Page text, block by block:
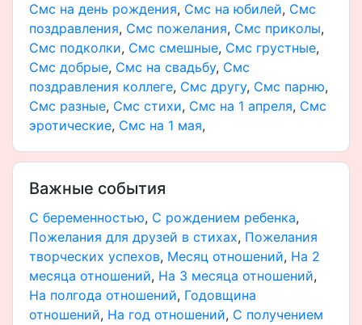
Смс на день рождения, Смс на юбилей, Смс
поздравления, Смс пожелания, Смс приколы,
Смс подколки, Смс смешные, Смс грустные,
Смс добрые, Смс на свадьбу, Смс
поздравления коллеге, Смс другу, Смс парню,
Смс разные, Смс стихи, Смс на 1 апреля, Смс
эротические, Смс на 1 мая,
Важные события
С беременностью, С рождением ребенка,
Пожелания для друзей в стихах, Пожелания
творческих успехов, Месяц отношений, На 2
месяца отношений, На 3 месяца отношений,
На полгода отношений, Годовщина
отношений, На год отношений, С получением